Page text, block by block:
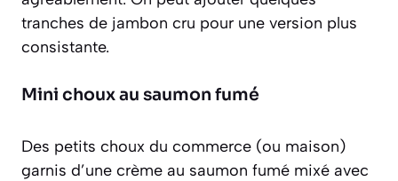
tranches de jambon cru pour une version plus
consistante.
Mini choux au saumon fumé
Des petits choux du commerce (ou maison)
garnis d’une crème au saumon fumé mixé avec